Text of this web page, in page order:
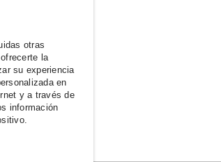
otras
la
su experiencia
en
y a través de
información